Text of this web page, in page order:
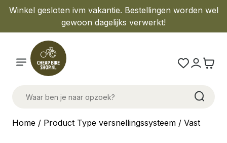
Winkel gesloten ivm vakantie. Bestellingen worden wel
gewoon dagelijks verwerkt!
Home / Product Type versnellingssysteem / Vast